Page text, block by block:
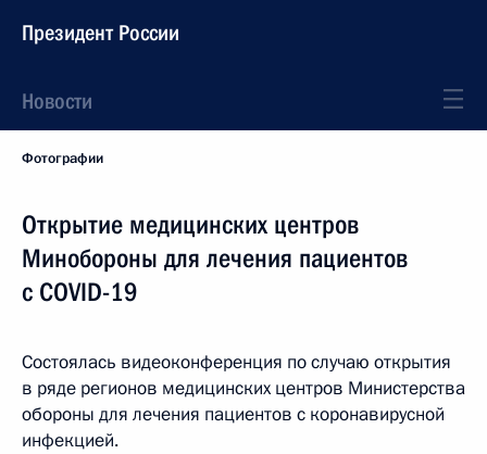
Президент России
Новости
Фотографии
Открытие медицинских центров
Минобороны для лечения пациентов
с COVID-19
Состоялась видеоконференция по случаю открытия
в ряде регионов медицинских центров Министерства
обороны для лечения пациентов с коронавирусной
инфекцией.